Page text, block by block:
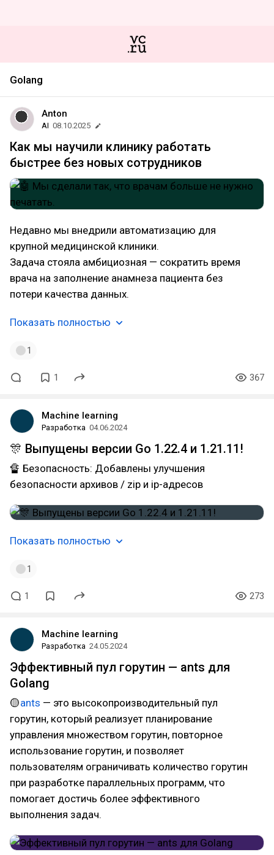
Golang
Anton
AI 08.10.2025
Как мы научили клинику работать
быстрее без новых сотрудников
Недавно мы внедрили автоматизацию для
крупной медицинской клиники.
Задача стояла амбициозная — сократить время
врача на заполнение анамнеза пациента без
потери качества данных.
Показать полностью
1
1 367
Machine learning
Разработка 04.06.2024
🎊 Выпущены версии Go 1.22.4 и 1.21.11!
🔏 Безопасность: Добавлены улучшения
безопасности архивов / zip и ip-адресов
Показать полностью
1
1 273
Machine learning
Разработка 24.05.2024
Эффективный пул горутин — ants для
Golang
🟡ants — это высокопроизводительный пул
горутин, который реализует планирование
управления множеством горутин, повторное
использование горутин, и позволяет
пользователям ограничивать количество горутин
при разработке параллельных программ, что
помогает достичь более эффективного
выполнения задач.